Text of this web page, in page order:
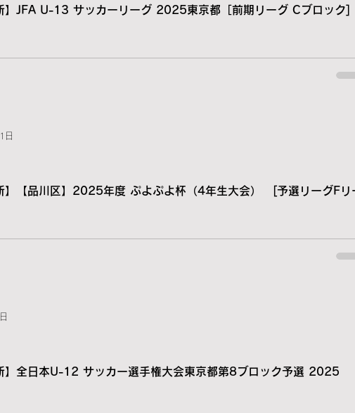
】JFA U-13 サッカーリーグ 2025東京都［前期リーグ Cブロック]
】【品川区】2025年度 ぷよぷよ杯（4年生大会） [予選リーグFリ
日
】全日本U-12 サッカー選手権大会東京都第8ブロック予選 2025